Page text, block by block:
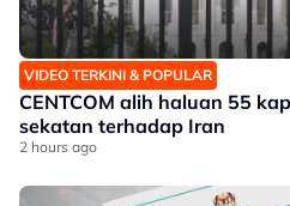
VIDEO TERKINI & POPULAR
CENTCOM alih haluan 55
sekatan terhadap Iran
2 hours ago